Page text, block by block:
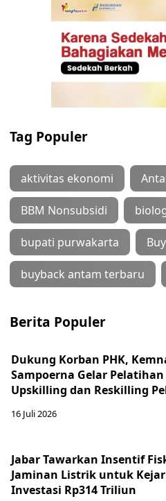
Tag Populer
aktivitas ekonomi
BBM Nonsubsidi
bupati purwakarta
buyback antam terbaru
Berita Populer
Dukung Korban PHK,
Sampoerna Gelar Pelatihan
Upskilling dan Reskilling
16 Juli 2026
Jabar Tawarkan Insentif
Jaminan Listrik untuk
Investasi Rp314 Triliun